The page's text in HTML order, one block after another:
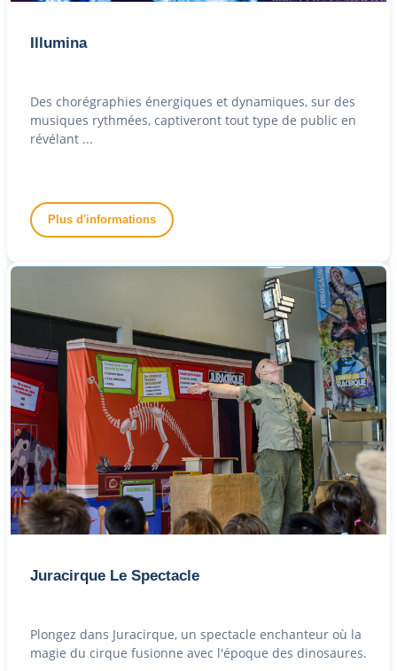
Illumina
Des chorégraphies énergiques et dynamiques, sur des
musiques rythmées, captiveront tout type de public en
révélant ...
Plus d'informations
Juracirque Le Spectacle
Plongez dans Juracirque, un spectacle enchanteur où la
magie du cirque fusionne avec l'époque des dinosaures.